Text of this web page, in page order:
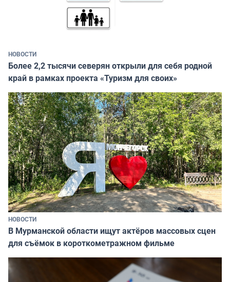
НОВОСТИ
Более 2,2 тысячи северян открыли для себя родной
край в рамках проекта «Туризм для своих»
НОВОСТИ
В Мурманской области ищут актёров массовых сцен
для съёмок в короткометражном фильме